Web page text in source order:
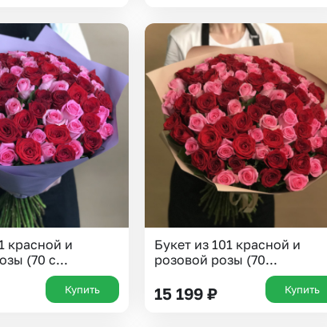
красной и
(70 с...
Купить
Букет из 101 красной и
розовой розы (70...
15 199 ₽ Купить